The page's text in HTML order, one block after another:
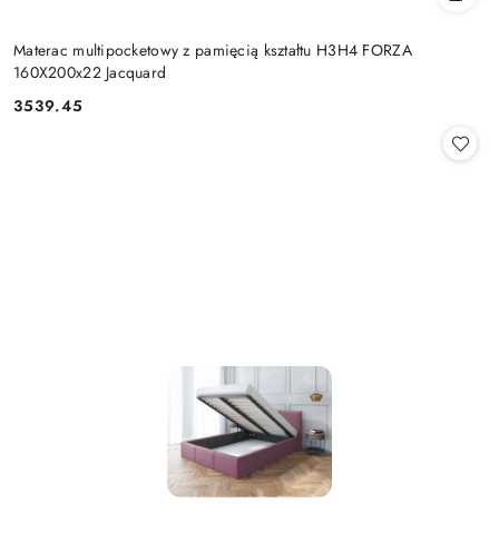
Materac multipocketowy z pamięcią kształtu H3H4 FORZA
160X200x22 Jacquard
Cena:
3539.45